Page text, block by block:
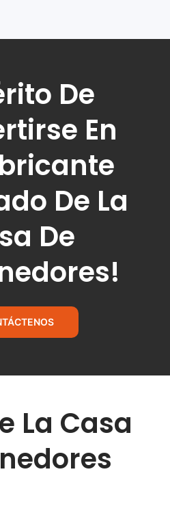
De
En
De La
De
La Casa